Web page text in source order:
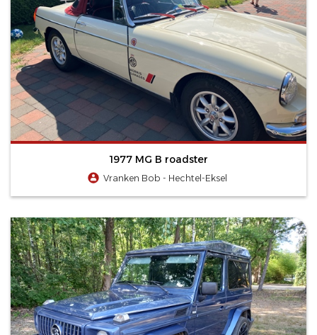
1977 MG B roadster
Vranken Bob - Hechtel-Eksel